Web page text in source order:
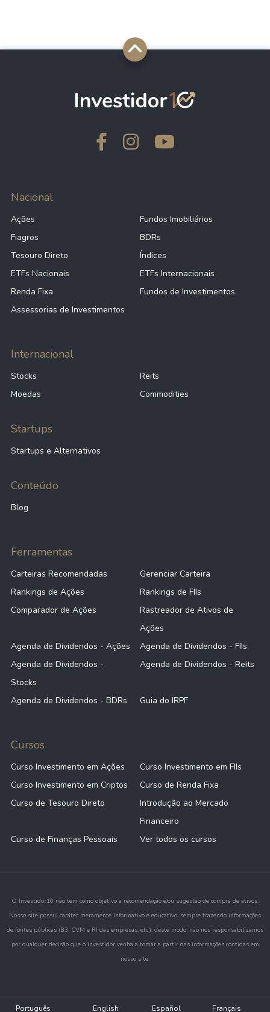
Nacional
Ações
Fundos Imobiliários
Fiagros
BDRs
Tesouro Direto
Índices
ETFs Nacionais
ETFs Internacionais
Renda Fixa
Fundos de Investimentos
Assessorias de Investimentos
Internacional
Stocks
Reits
Moedas
Commodities
Startups
Startups e Alternativos
Conteúdo
Blog
Ferramentas
Carteiras Recomendadas
Gerenciar Carteira
Rankings de Ações
Rankings de FIIs
Comparador de Ações
Rastreador de Ativos de
Ações
Agenda de Dividendos - Ações
Agenda de Dividendos - FIIs
Agenda de Dividendos -
Stocks
Agenda de Dividendos - Reits
Agenda de Dividendos - BDRs Guia do IRPF
Cursos
Curso Investimento em Ações
Curso Investimento em FIIs
Curso Investimento em Criptos
Curso de Renda Fixa
Curso de Tesouro Direto
Introdução ao Mercado
Financeiro
Curso de Finanças Pessoais
Ver todos os cursos
O Investidor10 não tem como objetivo a recomendação e/ou sugestão de compra de ativos.
Nosso site possui caráter meramente informativo e educativo, sempre trazendo informações
de fontes públicas (B3, CVM e RI das empresas, etc.), deste modo, não nos responsabilizamos
por qualquer decisão que o investidor venha a tomar a partir das informações contidas em
nosso site.
Português English Español Français